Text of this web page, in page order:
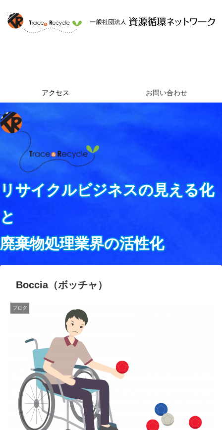
アクセス お問い合わせ
リサイクルビジネスの見える化
と
廃棄物処理業界の活性化
Boccia（ボッチャ）
ブログ